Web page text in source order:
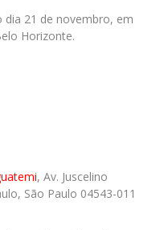
21 de novembro, em
Horizonte.
, Av. Juscelino
São Paulo 04543-011